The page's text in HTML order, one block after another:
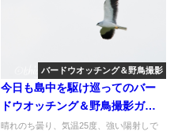
バードウオッチング＆野鳥撮影
今日も島中を駆け巡ってのバー
ドウオッチング＆野鳥撮影ガイ
ド!!
晴れのち曇り、気温25度、強い陽射しで